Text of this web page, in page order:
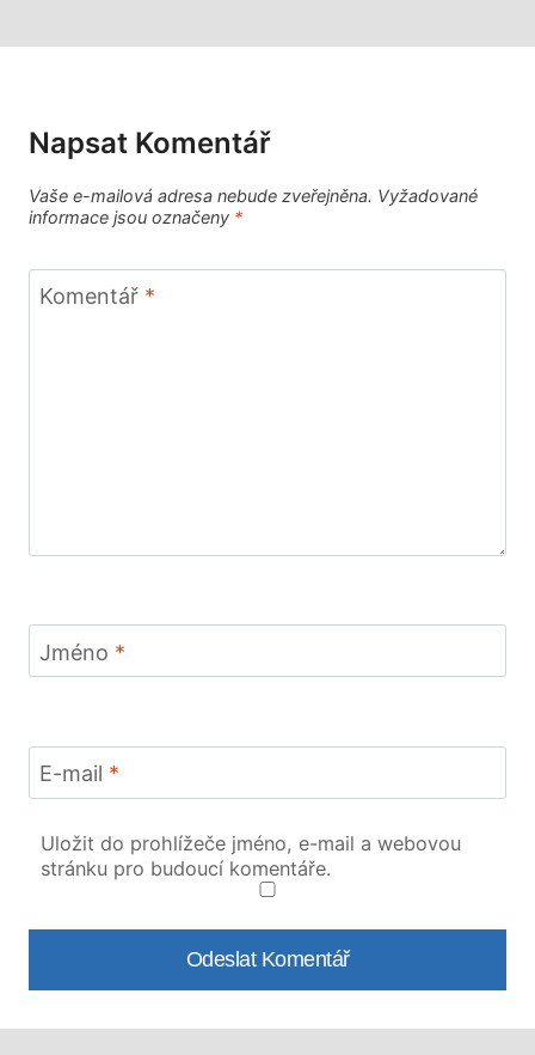
Napsat Komentář
Vaše e-mailová adresa nebude zveřejněna. Vyžadované
informace jsou označeny *
Komentář *
Jméno *
E-mail *
Uložit do prohlížeče jméno, e-mail a webovou
stránku pro budoucí komentáře.